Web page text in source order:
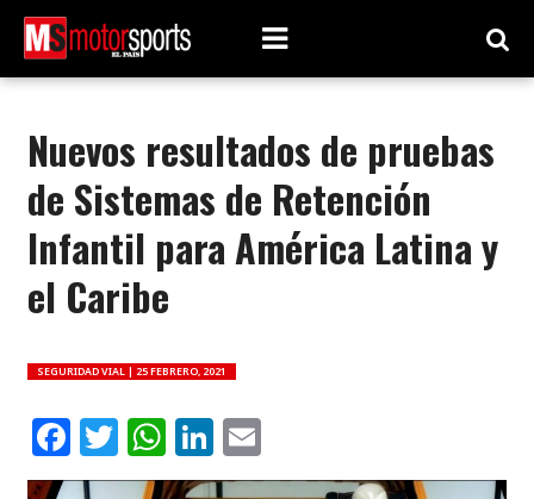
Nuevos resultados de pruebas
de Sistemas de Retención
Infantil para América Latina y
el Caribe
SEGURIDAD VIAL | 25 FEBRERO, 2021
Facebook
Twitter
WhatsApp
LinkedIn
Email